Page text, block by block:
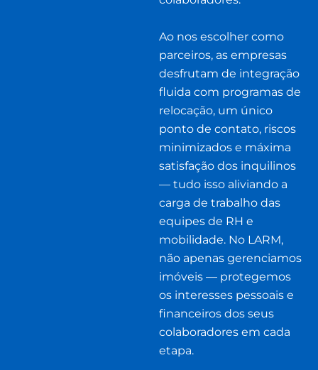
Ao nos escolher como
parceiros, as empresas
desfrutam de integração
fluida com programas de
relocação, um único
ponto de contato, riscos
minimizados e máxima
satisfação dos inquilinos
— tudo isso aliviando a
carga de trabalho das
equipes de RH e
mobilidade. No LARM,
não apenas gerenciamos
imóveis — protegemos
os interesses pessoais e
financeiros dos seus
colaboradores em cada
etapa.